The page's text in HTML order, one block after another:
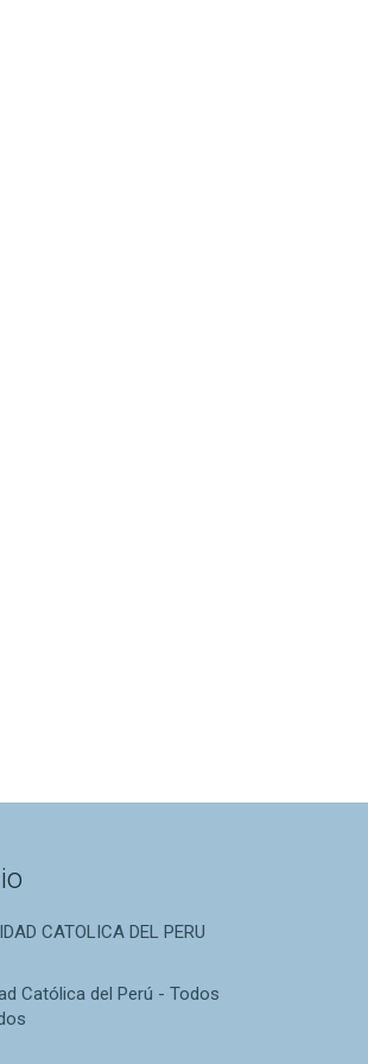
CATOLICA DEL PERU
Católica del Perú - Todos